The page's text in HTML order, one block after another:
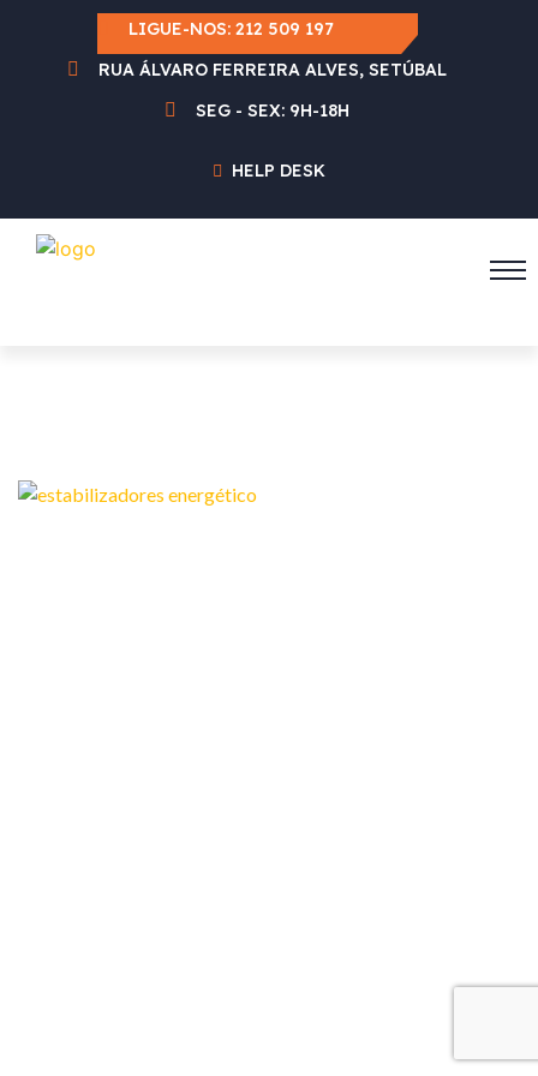
LIGUE-NOS: 212 509 197
RUA ÁLVARO FERREIRA ALVES, SETÚBAL
SEG - SEX: 9H-18H
HELP DESK